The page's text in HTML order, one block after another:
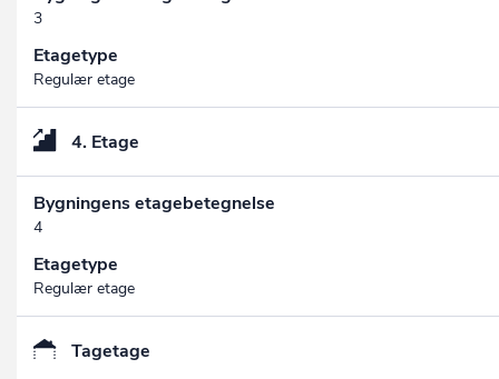
3
Etagetype
Regulær etage
4. Etage
Bygningens etagebetegnelse
4
Etagetype
Regulær etage
Tagetage